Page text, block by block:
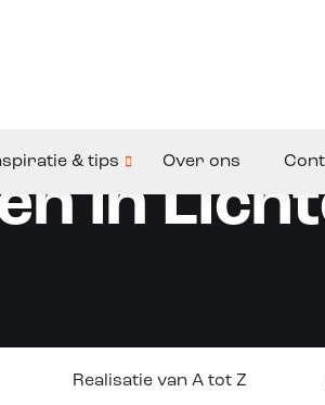
& tips Over ons
in
Realisatie van A tot Z